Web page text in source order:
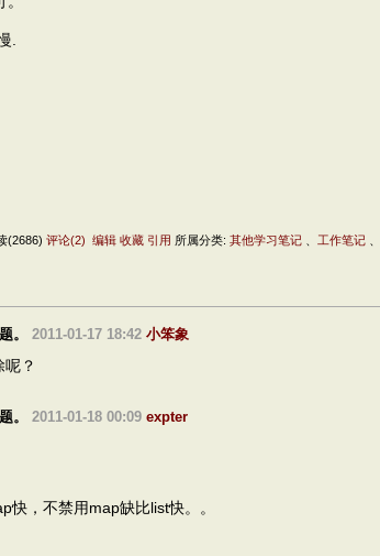
.
(2686) 评论(2) 编辑 收藏 引用 所属分类: 其他学习笔记 工作笔记
。 2011-01-17 18:42 小笨象
？
。 2011-01-18 00:09 expter
快，不禁用map缺比list快。。